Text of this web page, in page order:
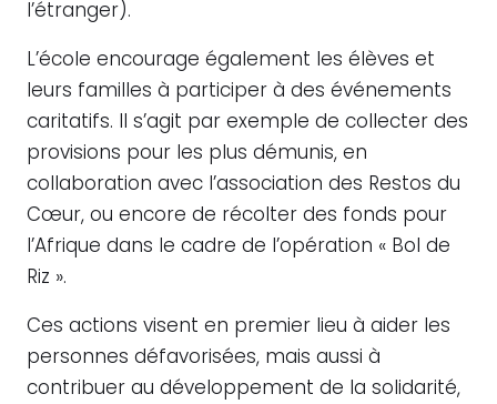
l’étranger).
L’école encourage également les élèves et
leurs familles à participer à des événements
caritatifs. Il s’agit par exemple de collecter des
provisions pour les plus démunis, en
collaboration avec l’association des Restos du
Cœur, ou encore de récolter des fonds pour
l’Afrique dans le cadre de l’opération « Bol de
Riz ».
Ces actions visent en premier lieu à aider les
personnes défavorisées, mais aussi à
contribuer au développement de la solidarité,